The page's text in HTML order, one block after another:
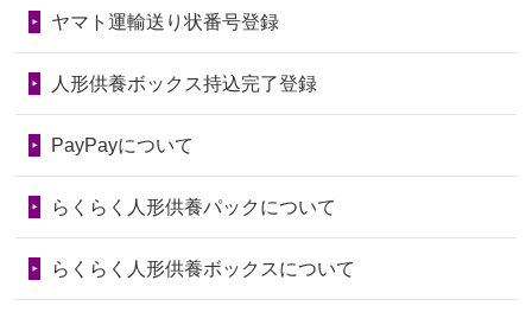
2026/06/28きちんと供養していただけると思った
ので、お願...
いたことが...
2026/06/28老後のことを考え体力のあるうちに身
2026/06/28人形たちに これまで本当にありがとう
2024/01/04ガラスケースは外しても良いですか？
第76回人形供養祭令和7年2月28日(金)
第75回人形供養祭令和7年1月17日(金)
第73回人形供養祭令和6年10月17日(木)
第71回人形供養祭令和6年8月1日(木)
ヤマト運輸送り状番号登録
人形供養ボックス持込完了登録
PayPayについて
らくらく人形供養パックについて
らくらく人形供養ボックスについて